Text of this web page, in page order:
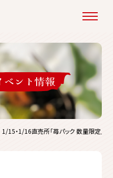
ベント情報
1/15・1/16直売所「苺パック 数量限定」で